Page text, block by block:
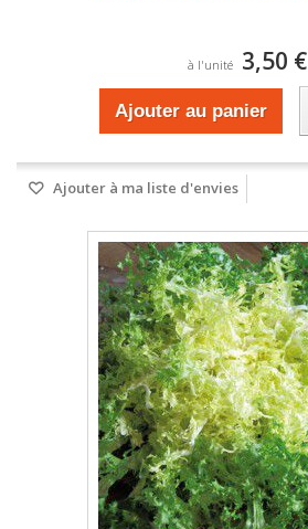
à l'unité 3,50 €
Ajouter au panier
Ajouter à ma liste d'envies